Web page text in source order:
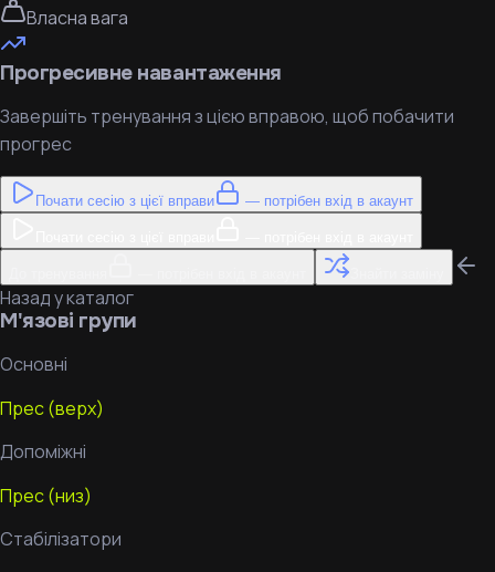
Власна вага
Прогресивне навантаження
Завершіть тренування з цією вправою, щоб побачити
прогрес
Почати сесію з цієї вправи — потрібен вхід в акаунт
Назад у каталог
М'язові групи
Основні
Прес (верх)
Допоміжні
Прес (низ)
Стабілізатори